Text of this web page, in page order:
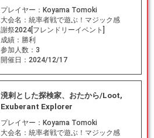
プレイヤー： Koyama Tomoki
大会名： 統率者戦で遊ぶ！マジック感
謝祭2024[フレンドリーイベント]
成績： 勝利
参加人数： 3
開催日： 2024/12/17
溌剌とした探検家、おたから/Loot,
Exuberant Explorer
プレイヤー： Koyama Tomoki
大会名： 統率者戦で遊ぶ！マジック感